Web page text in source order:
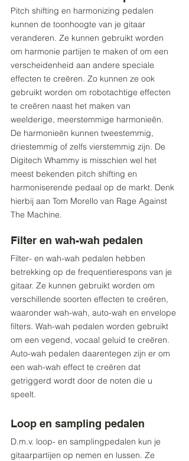
Pitch shifting en harmonizing pedalen
kunnen de toonhoogte van je gitaar
veranderen. Ze kunnen gebruikt worden
om harmonie partijen te maken of om een
verscheidenheid aan andere speciale
effecten te creëren. Zo kunnen ze ook
gebruikt worden om robotachtige effecten
te creëren naast het maken van
weelderige, meerstemmige harmonieën.
De harmonieën kunnen tweestemmig,
driestemmig of zelfs vierstemmig zijn. De
Digitech Whammy is misschien wel het
meest bekenden pitch shifting en
harmoniserende pedaal op de markt. Denk
hierbij aan Tom Morello van Rage Against
The Machine.
Filter en wah-wah pedalen
Filter- en wah-wah pedalen hebben
betrekking op de frequentierespons van je
gitaar. Ze kunnen gebruikt worden om
verschillende soorten effecten te creëren,
waaronder wah-wah, auto-wah en envelope
filters. Wah-wah pedalen worden gebruikt
om een vegend, vocaal geluid te creëren.
Auto-wah pedalen daarentegen zijn er om
een wah-wah effect te creëren dat
getriggerd wordt door de noten die u
speelt.
Loop en sampling pedalen
D.m.v. loop- en samplingpedalen kun je
gitaarpartijen op nemen en lussen. Ze